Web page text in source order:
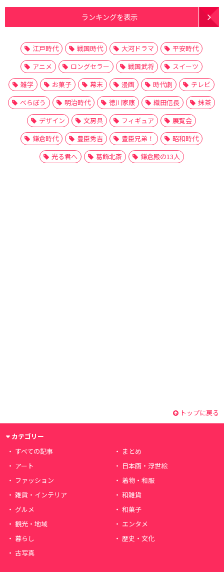
ランキングを表示
江戸時代 戦国時代 大河ドラマ
平安時代
アニメ
ロングセラー 戦国武将
スイーツ
雑学
お菓子 幕末 漫画 時代劇
テレビ
べらぼう
明治時代 徳川家康 織田信長
抹茶
デザイン
文房具 フィギュア
展覧会
鎌倉時代
豊臣秀吉 豊臣兄弟！
昭和時代
光る君へ
葛飾北斎 鎌倉殿の13人
トップに戻る
カテゴリー
すべての記事
まとめ
アート
日本画・浮世絵
ファッション
着物・和服
雑貨・インテリア
和雑貨
グルメ
和菓子
観光・地域
エンタメ
暮らし
歴史・文化
古写真